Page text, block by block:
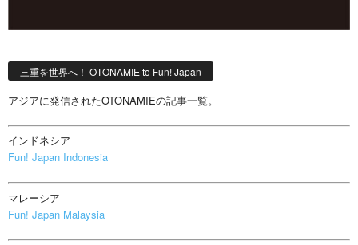
三重を世界へ！ OTONAMIE to Fun! Japan
アジアに発信されたOTONAMIEの記事一覧。
インドネシア
Fun! Japan Indonesia
マレーシア
Fun! Japan Malaysia